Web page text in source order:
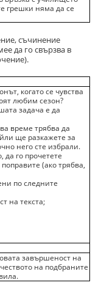
грешки няма да се
съчинение
да го свързва в
когато се чувства
любим сезон?
задача е да
време трябва да
ще разкажете за
него сте избрали.
го прочетете
(ако трябва,
по следните
на текста;
завършеност на
на подбраните